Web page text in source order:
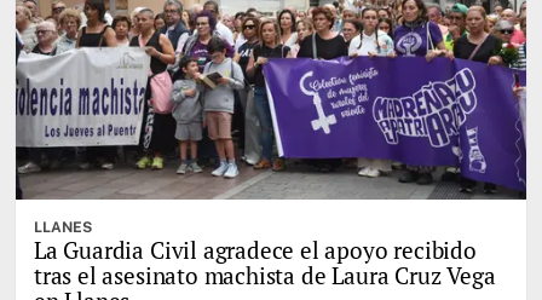
LLANES
La Guardia Civil agradece el apoyo recibido
tras el asesinato machista de Laura Cruz Vega